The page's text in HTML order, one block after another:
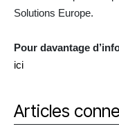
Solutions Europe.
Pour davantage
ici
Articles